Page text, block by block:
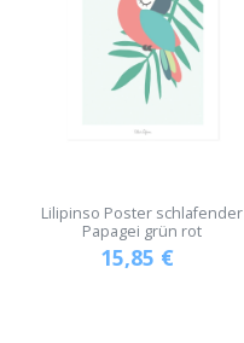
Lilipinso Poster schlafender
Papagei grün rot
15,85 €